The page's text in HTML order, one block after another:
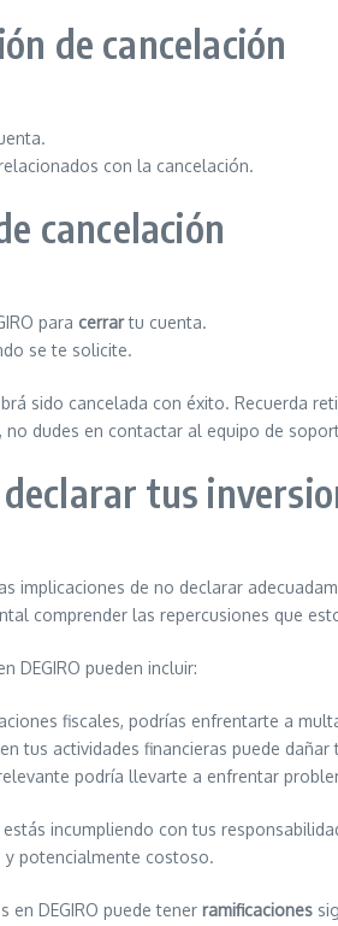
de cancelación
con la cancelación.
cancelación
para cerrartu cuenta.
se te solicite.
sido cancelada con éxito. Recuerda
dudes en contactar al equipo de
tus
implicaciones de no declarar
comprender las repercusiones que
DEGIRO pueden incluir:
fiscales, podrías enfrentarte a
tus actividades financieras puede
podría llevarte a enfrentar
incumpliendo con tus
potencialmente costoso.
en DEGIRO puede tener ramificaciones